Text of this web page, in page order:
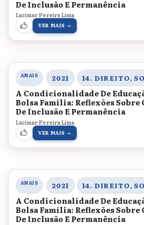
De Inclusão E Permanência
Lucimar Pereira Lima
VER MAIS →
ANAIS 2021
A Condicionalidade De
Bolsa Família: Reflexões Sobre
De Inclusão E Permanência
Lucimar Pereira Lima
VER MAIS →
ANAIS 2021
A Condicionalidade De
Bolsa Família: Reflexões Sobre
De Inclusão E Permanência